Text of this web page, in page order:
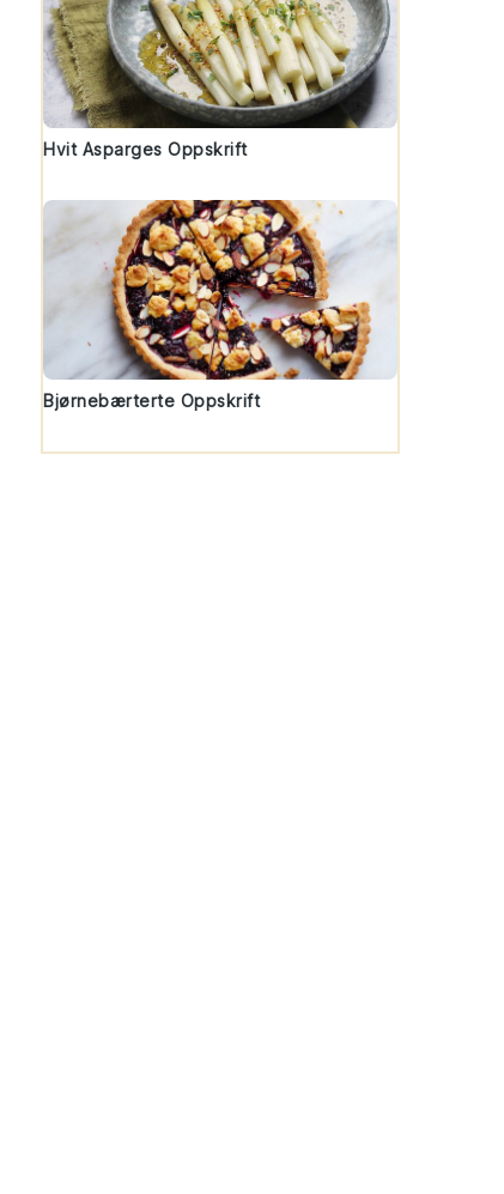
Hvit Asparges Oppskrift
Bjørnebærterte Oppskrift